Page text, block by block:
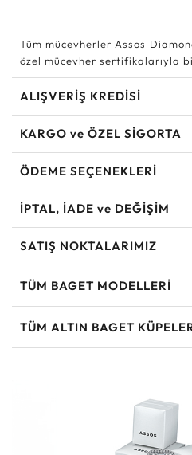
Tüm mücevherler Assos
özel mücevher sertifikalarıyla
ALIŞVERİŞ KREDİSİ
KARGO ve ÖZEL SİGORTA
ÖDEME SEÇENEKLERİ
İPTAL, İADE ve DEĞİŞİM
SATIŞ NOKTALARIMIZ
TÜM BAGET MODELLERI
TÜM ALTIN BAGET